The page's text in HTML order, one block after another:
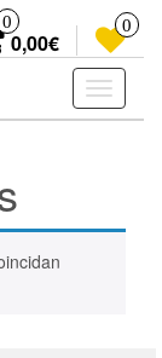
0
0,00€
0
Toggle